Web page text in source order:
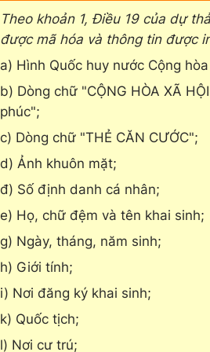
Theo khoản 1, Điều 19 của dự
được mã hóa và thông tin được
a) Hình Quốc huy nước Cộng
b) Dòng chữ "CỘNG HÒA XÃ
phúc";
c) Dòng chữ "THẺ CĂN CƯỚC";
d) Ảnh khuôn mặt;
đ) Số định danh cá nhân;
e) Họ, chữ đệm và tên khai sinh;
g) Ngày, tháng, năm sinh;
h) Giới tính;
i) Nơi đăng ký khai sinh;
k) Quốc tịch;
l) Nơi cư trú;